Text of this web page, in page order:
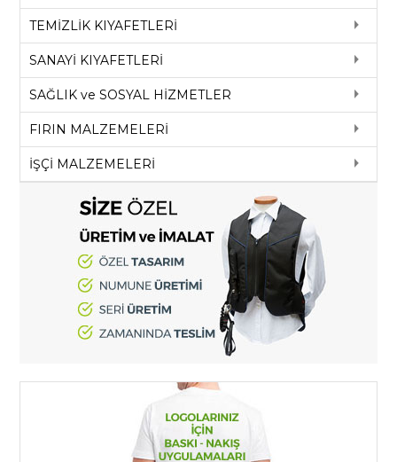
TEMİZLİK KIYAFETLERİ
SANAYİ KIYAFETLERİ
SAĞLIK ve SOSYAL HİZMETLER
FIRIN MALZEMELERİ
İŞÇİ MALZEMELERİ